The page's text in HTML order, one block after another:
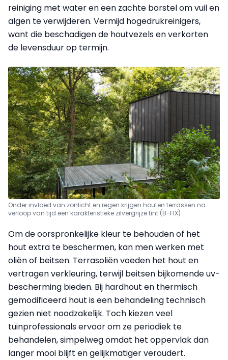
reiniging met water en een zachte borstel om vuil en
algen te verwijderen. Vermijd hogedrukreinigers,
want die beschadigen de houtvezels en verkorten
de levensduur op termijn.
Onder invloed van zonlicht en regen krijgen houten terrassen na
verloop van tijd een karakteristieke zilvergrijze tint (B-FIX)
Om de oorspronkelijke kleur te behouden of het
hout extra te beschermen, kan men werken met
oliën of beitsen. Terrasoliën voeden het hout en
vertragen verkleuring, terwijl beitsen bijkomende uv-
bescherming bieden. Bij hardhout en thermisch
gemodificeerd hout is een behandeling technisch
gezien niet noodzakelijk. Toch kiezen veel
tuinprofessionals ervoor om ze periodiek te
behandelen, simpelweg omdat het oppervlak dan
langer mooi blijft en gelijkmatiger veroudert.